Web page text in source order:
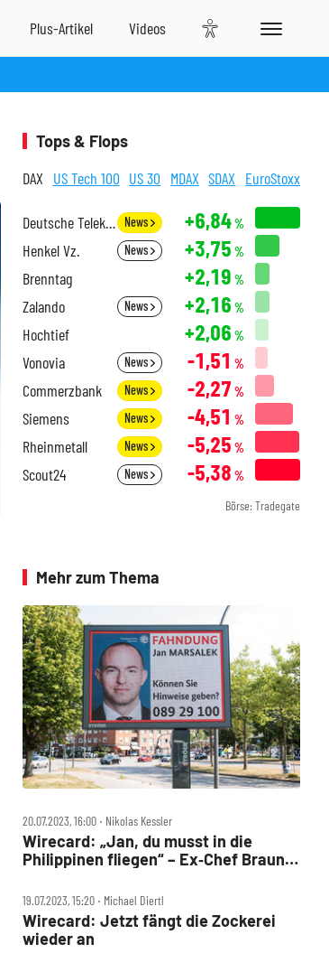
Tops & Flops
DAX US Tech 100 US 30 MDAX SDAX EuroStoxx
Deutsche Telekom News +6,84%
Henkel Vz. News +3,75 %
Brenntag +2,19 %
Zalando News +2,16 %
Hochtief +2,06 %
Vonovia News -1,51 %
Commerzbank News -2,27 %
Siemens News -4,51 %
Rheinmetall News -5,25 %
Scout24 News -5,38 %
Börse: Tradegate
Mehr zum Thema
20.07.2023, 16:00 ‧ Nikolas Kessler
Wirecard: „Jan, du musst in die
Philippinen fliegen“ – Ex‑Chef Braun
19.07.2023, 15:20 ‧ Michael Diertl
Wirecard: Jetzt fängt die Zockerei
wieder an